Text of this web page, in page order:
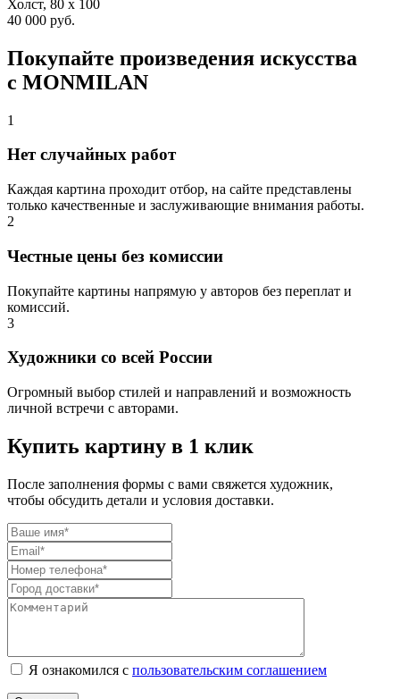
Холст, 80 x 100
40 000 руб.
Покупайте произведения искусства
с MONMILAN
1
Нет случайных работ
Каждая картина проходит отбор, на сайте представлены
только качественные и заслуживающие внимания работы.
2
Честные цены без комиссии
Покупайте картины напрямую у авторов без переплат и
комиссий.
3
Художники со всей России
Огромный выбор стилей и направлений и возможность
личной встречи с авторами.
Купить картину в 1 клик
После заполнения формы с вами свяжется художник,
чтобы обсудить детали и условия доставки.
Я ознакомился с пользовательским соглашением